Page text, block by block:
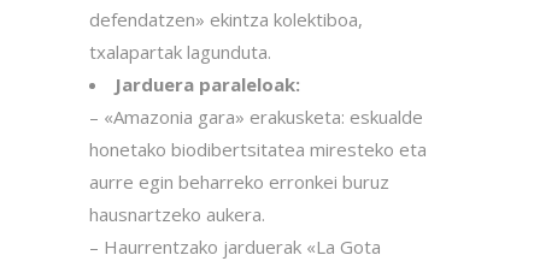
defendatzen» ekintza kolektiboa,
txalapartak lagunduta.
Jarduera paraleloak:
– «Amazonia gara» erakusketa: eskualde
honetako biodibertsitatea miresteko eta
aurre egin beharreko erronkei buruz
hausnartzeko aukera.
– Haurrentzako jarduerak «La Gota